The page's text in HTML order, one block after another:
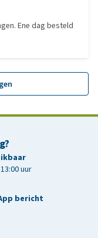
Ene dag besteld
uur
bericht